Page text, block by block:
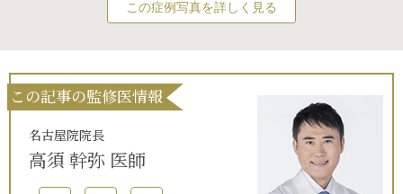
この症例写真を詳しく見る
この記事の監修医情報
名古屋院院長
高須 幹弥 医師